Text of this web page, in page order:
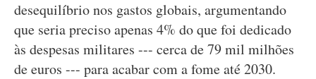
desequilíbrio nos gastos globais, argumentando
que seria preciso apenas 4% do que foi dedicado
às despesas militares --- cerca de 79 mil milhões
de euros --- para acabar com a fome até 2030.